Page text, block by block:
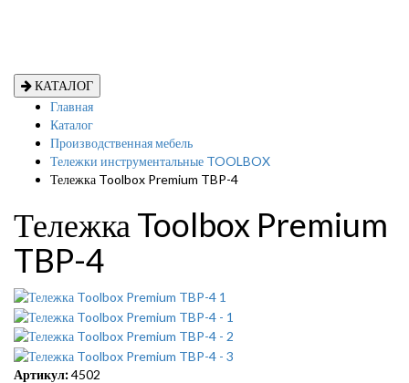
КАТАЛОГ
Главная
Каталог
Производственная мебель
Тележки инструментальные TOOLBOX
Тележка Toolbox Premium TBP-4
Тележка Toolbox Premium
TBP-4
Артикул:4502